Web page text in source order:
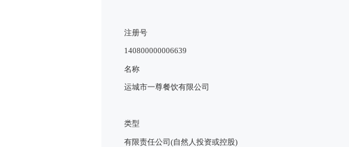
注册号
140800000006639
名称
运城市一尊餐饮有限公司
类型
有限责任公司(自然人投资或控股)